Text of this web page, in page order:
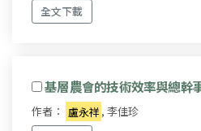
全文下載
基層農會的技術效率與總幹
作者： 盧永祥 , 李佳珍